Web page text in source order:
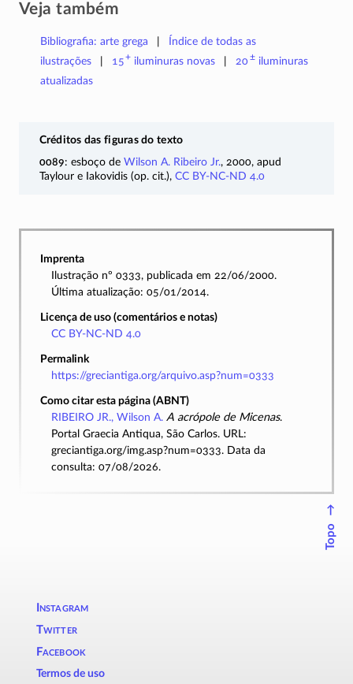
Veja também
Bibliografia: arte grega
Índice de todas as
ilustrações
15+ iluminuras novas 20±iluminuras
atualizadas
Créditos das figuras do texto
0089: esboço de Wilson A. Ribeiro Jr., 2000, apud
Taylour e Iakovidis (op. cit.), CC BY-NC-ND 4.0
Imprenta
Ilustração nº 0333, publicada em 22/06/2000.
Última atualização: 05/01/2014.
Licença de uso (comentários e notas)
CC BY-NC-ND 4.0
Permalink
https://greciantiga.org/arquivo.asp?num=0333
Como citar esta página (ABNT)
RIBEIRO JR., Wilson A. A acrópole de Micenas.
Portal Graecia Antiqua, São Carlos. URL:
greciantiga.org/img.asp?num=0333. Data da
consulta: 07/08/2026.
↑
Topo
Instagram
Twitter
Facebook
Termos de uso